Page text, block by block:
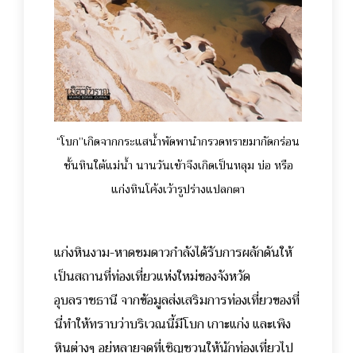
“โบก”เกิดจากกระแสน้ำพัดพานำกรวดทรายมากัดกร่อน
ชั้นหินใต้แม่น้ำ นานวันเข้าจึงเกิดเป็นหลุม บ่อ หรือ
แก่งหินโค้งเว้ารูปร่างแปลกตา
แก่งหินงาม-หาดชมดาวกำลังได้รับการผลักดันให้
เป็นสถานที่ท่องเที่ยวแห่งใหม่ของจังหวัด
อุบลราชธานี จากข้อมูลส่งเสริมการท่องเที่ยวของที่
นี่ทำให้ทราบว่าบริเวณนี้มีโบก เกาะแก่ง และเพิง
หินต่างๆ อยู่หลายจุดที่เชิญชวนให้นักท่องเที่ยวไป